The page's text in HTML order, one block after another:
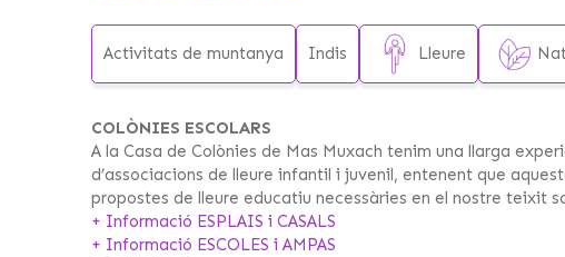
Activitats de muntanya Indis Lleure
COLÒNIES ESCOLARS
A la Casa de Colònies de Mas Muxach tenim una llarga
d’associacions de lleure infantil i juvenil, entenent que
propostes de lleure educatiu necessàries en el nostre teixit
+ Informació ESPLAIS i CASALS
+ Informació ESCOLES i AMPAS